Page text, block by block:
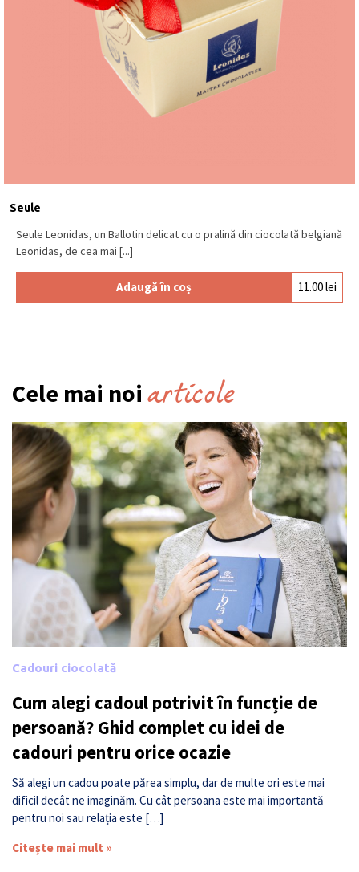
Seule
Seule Leonidas, un Ballotin delicat cu o pralină din ciocolată belgiană
Leonidas, de cea mai [...]
Adaugă în coș 11.00lei
Cele mai noi articole
Cadouri ciocolată
Cum alegi cadoul potrivit în funcție de
persoană? Ghid complet cu idei de
cadouri pentru orice ocazie
Să alegi un cadou poate părea simplu, dar de multe ori este mai
dificil decât ne imaginăm. Cu cât persoana este mai importantă
pentru noi sau relația este […]
Citește mai mult »